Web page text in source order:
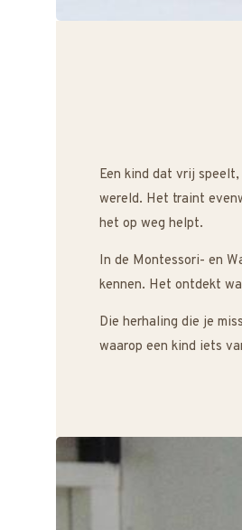
De meeste
De
Een kind dat vrij
wereld. Het traint
het op weg helpt.
In de Montessori- en
kennen. Het ontdekt
Die herhaling die je
waarop een kind iets